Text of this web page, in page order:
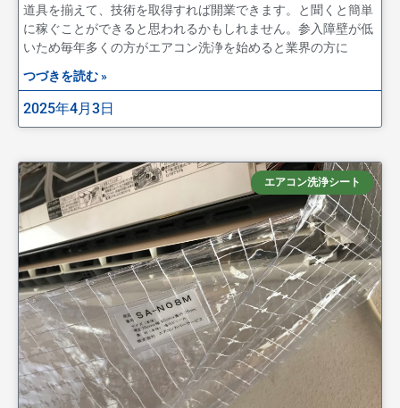
道具を揃えて、技術を取得すれば開業できます。と聞くと簡単
に稼ぐことができると思われるかもしれません。参入障壁が低
いため毎年多くの方がエアコン洗浄を始めると業界の方に
つづきを読む »
2025年4月3日
エアコン洗浄シート